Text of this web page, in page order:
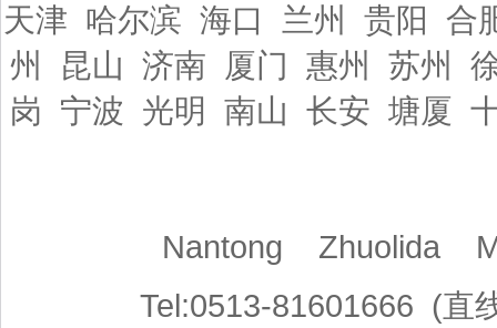
天津 哈尔滨 海口 兰州 贵阳
州 昆山 济南 厦门 惠州 苏州
岗 宁波 光明 南山 长安 塘厦
Nantong Zhuolida
Tel:0513-81601666 (